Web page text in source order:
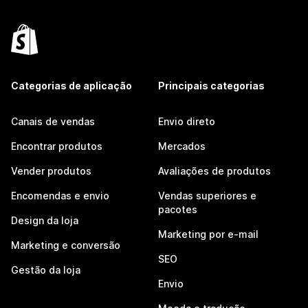
Categorias de aplicação
Canais de vendas
Encontrar produtos
Vender produtos
Encomendas e envio
Design da loja
Marketing e conversão
Gestão da loja
Principais categorias
Envio direto
Mercados
Avaliações de produtos
Vendas superiores e
pacotes
Marketing por e-mail
SEO
Envio